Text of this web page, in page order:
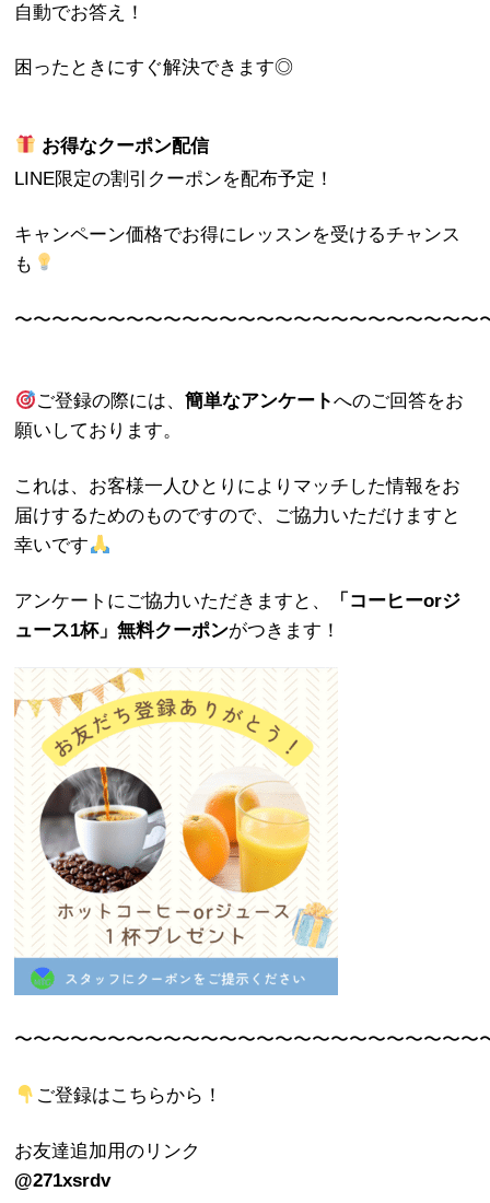
自動でお答え！
困ったときにすぐ解決できます◎
お得なクーポン配信
LINE限定の割引クーポンを配布予定！
キャンペーン価格でお得にレッスンを受けるチャンス
も
〜〜〜〜〜〜〜〜〜〜〜〜〜〜〜〜〜〜〜〜〜〜〜〜〜
ご登録の際には、 簡単なアンケートへのご回答をお
願いしております。
これは、お客様一人ひとりによりマッチした情報をお
届けするためのものですので、ご協力いただけますと
幸いです
アンケートにご協力いただきますと、
「コーヒーorジ
ュース1杯」無料クーポンがつきます！
〜〜〜〜〜〜〜〜〜〜〜〜〜〜〜〜〜〜〜〜〜〜〜〜〜
ご登録はこちらから！
お友達追加用のリンク
@271xsrdv